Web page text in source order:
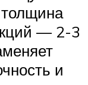
— 2-3
и